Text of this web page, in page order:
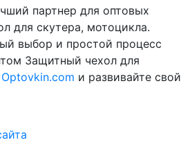
партнер для оптовых
для скутера, мотоцикла.
выбор и простой процесс
Защитный чехол для
Optovkin.com и развивайте свой